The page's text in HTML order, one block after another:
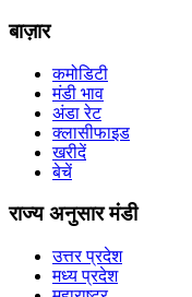
बाज़ार
कमोडिटी
मंडी भाव
अंडा रेट
क्लासीफाइड
खरीदें
बेचें
राज्य अनुसार मंडी
उत्तर प्रदेश
मध्य प्रदेश